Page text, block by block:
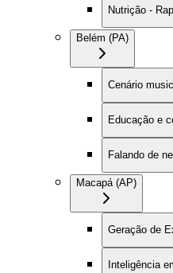
Nutrição -
Belém (PA)
Cenário
Educação e
Falando de
Macapá (AP)
Geração de
Inteligência